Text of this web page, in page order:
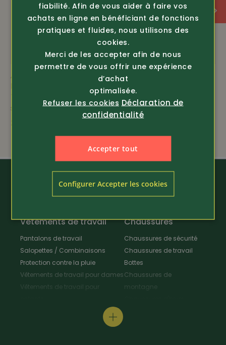
Article 374424
T-Shirt Jaxon avec
sanglier
Article 373724
Härkila
T-shirt Trail, meilleure
vente
Vêtements de travail
Pantalons de travail
Salopettes / Combinaisons
Protection contre la pluie
Vêtements de travail pour dames
Vêtements de travail pour
Tabliers & Manteaux de travail
Chaussures
Chaussures de sécurité
Chaussures de travail
Bottes
Chaussures de
montagne
fiabilité. Afin de vous aider à faire vos
achats en ligne en bénéficiant de fonctions
pratiques et fluides, nous utilisons des
cookies.
Merci de les accepter afin de nous
permettre de vous offrir une expérience
d’achat
optimalisée.
Refuser les cookies Déclaration de
confidentialité
Accepter tout
Configurer Accepter les cookies